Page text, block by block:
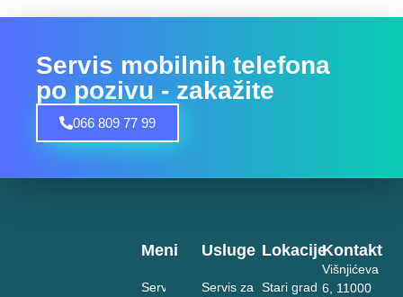
Servis mobilnih telefona
po pozivu - zakažite
066 809 77 99
Lokacije
Stari grad
Usluge
Servis za
Meni
Servis
Kontakt
Višnjićeva
6, 11000